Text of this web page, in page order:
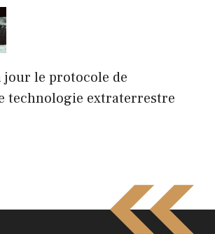
le protocole de
technologie extraterrestre